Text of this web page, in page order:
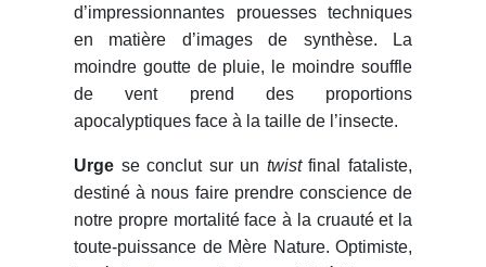
d’impressionnantes prouesses techniques
en matière d’images de synthèse. La
moindre goutte de pluie, le moindre souffle
de vent prend des proportions
apocalyptiques face à la taille de l’insecte.
Urge se conclut sur un twistfinal fataliste,
destiné à nous faire prendre conscience de
notre propre mortalité face à la cruauté et la
toute-puissance de Mère Nature. Optimiste,